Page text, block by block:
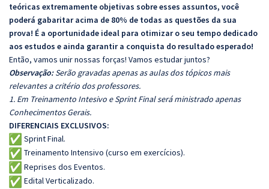
teóricas extremamente objetivas sobre esses assuntos, você
poderá gabaritar acima de 80% de todas as questões da sua
prova! É a oportunidade ideal para otimizar o seu tempo dedicado
aos estudos e ainda garantir a conquista do resultado esperado!
Então, vamos unir nossas forças! Vamos estudar juntos?
Observação:Serão gravadas apenas as aulas dos tópicos mais
relevantes a critério dos professores.
1. Em Treinamento Intesivo e Sprint Final será ministrado apenas
Conhecimentos Gerais.
DIFERENCIAIS EXCLUSIVOS:
Sprint Final.
Treinamento Intensivo (curso em exercícios).
Reprises dos Eventos.
Edital Verticalizado.